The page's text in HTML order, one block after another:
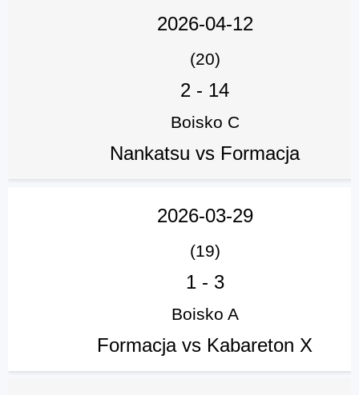
2026-04-12
(20)
2 - 14
Boisko C
Nankatsu vs Formacja
2026-03-29
(19)
1- 3
Boisko A
Formacja vs Kabareton X